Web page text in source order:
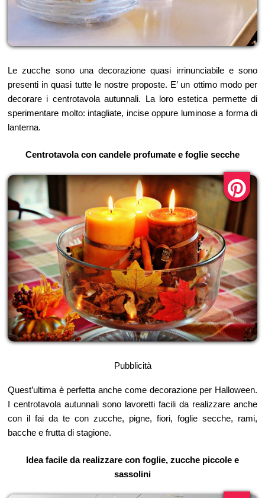
Le zucche sono una decorazione quasi irrinunciabile e sono
presenti in quasi tutte le nostre proposte. E’ un ottimo modo per
decorare i centrotavola autunnali. La loro estetica permette di
sperimentare molto: intagliate, incise oppure luminose a forma di
lanterna.
Centrotavola con candele profumate e foglie secche
Pubblicità
Quest’ultima è perfetta anche come decorazione per Halloween.
I centrotavola autunnali sono lavoretti facili da realizzare anche
con il fai da te con zucche, pigne, fiori, foglie secche, rami,
bacche e frutta di stagione.
Idea facile da realizzare con foglie, zucche piccole e
sassolini